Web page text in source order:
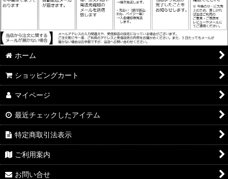
ホーム
ショッピングカート
マイページ
最近チェックしたアイテム
特定商取引法表示
ご利用案内
お問い合せ